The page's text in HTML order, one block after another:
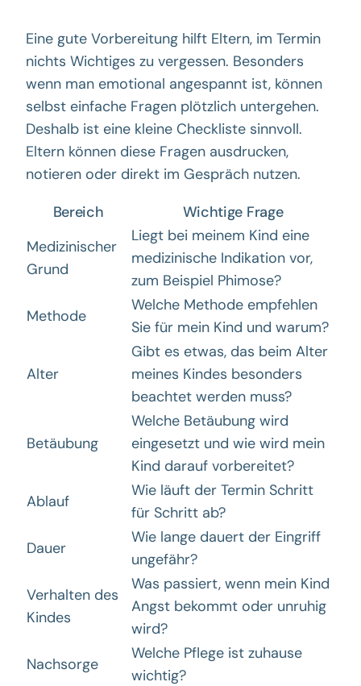
Eine gute Vorbereitung hilft Eltern, im Termin
nichts Wichtiges zu vergessen. Besonders
wenn man emotional angespannt ist, können
selbst einfache Fragen plötzlich untergehen.
Deshalb ist eine kleine Checkliste sinnvoll.
Eltern können diese Fragen ausdrucken,
notieren oder direkt im Gespräch nutzen.
Bereich
Wichtige Frage
Medizinischer
Grund
Liegt bei meinem Kind eine
medizinische Indikation vor,
zum Beispiel Phimose?
Methode
Welche Methode empfehlen
Sie für mein Kind und warum?
Alter
Gibt es etwas, das beim Alter
meines Kindes besonders
beachtet werden muss?
Betäubung
Welche Betäubung wird
eingesetzt und wie wird mein
Kind darauf vorbereitet?
Ablauf
Wie läuft der Termin Schritt
für Schritt ab?
Dauer
Wie lange dauert der Eingriff
ungefähr?
Verhalten des
Kindes
Was passiert, wenn mein Kind
Angst bekommt oder unruhig
wird?
Nachsorge
Welche Pflege ist zuhause
wichtig?